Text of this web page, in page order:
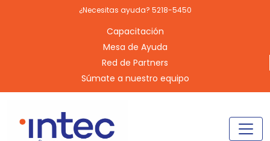
¿Necesitas ayuda? 5218-5450
Capacitación
Mesa de Ayuda
Red de Partners
Súmate a nuestro equipo